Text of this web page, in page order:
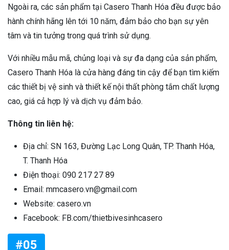
Ngoài ra, các sản phẩm tại Casero Thanh Hóa đều được bảo
hành chính hãng lên tới 10 năm, đảm bảo cho bạn sự yên
tâm và tin tưởng trong quá trình sử dụng.
Với nhiều mẫu mã, chủng loại và sự đa dạng của sản phẩm,
Casero Thanh Hóa là cửa hàng đáng tin cậy để bạn tìm kiếm
các thiết bị vệ sinh và thiết kế nội thất phòng tắm chất lượng
cao, giá cả hợp lý và dịch vụ đảm bảo.
Thông tin liên hệ:
Địa chỉ: SN 163, Đường Lạc Long Quân, TP. Thanh Hóa,
T. Thanh Hóa
Điện thoại: 090 217 27 89
Email: mmcasero.vn@gmail.com
Website: casero.vn
Facebook: FB.com/thietbivesinhcasero
#05